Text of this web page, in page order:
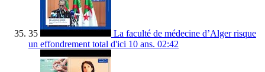
35
La faculté de médecine d’Alger risque
un effondrement total d'ici 10 ans. 02:42